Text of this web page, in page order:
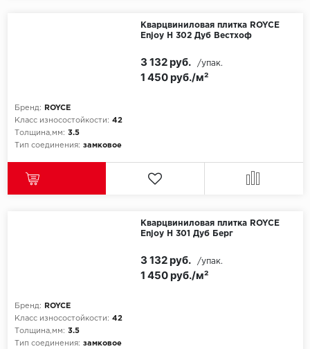
Кварцвиниловая плитка ROYCE
Enjoy Н 302 Дуб Вестхоф
Бренд:
ROYCE
Класс износостойкости: 42
Толщина,мм: 3.5
Тип соединения: замковое
1 450 руб./м²
3 132 руб. /упак.
Кварцвиниловая плитка ROYCE
Enjoy Н 301 Дуб Берг
Бренд:
ROYCE
Класс износостойкости: 42
Толщина,мм: 3.5
Тип соединения: замковое
1 450 руб./м²
3 132 руб. /упак.